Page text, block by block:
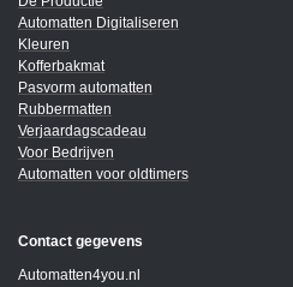
Automatten Digitaliseren
Kleuren
Kofferbakmat
Pasvorm automatten
Rubbermatten
Verjaardagscadeau
Voor Bedrijven
Automatten voor oldtimers
Contact gegevens
Automatten4you.nl